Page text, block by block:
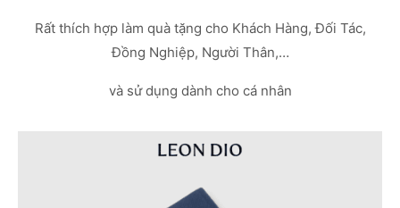
Rất thích hợp làm quà tặng cho Khách Hàng, Đối Tác,
Đồng Nghiệp, Người Thân,…
và sử dụng dành cho cá nhân